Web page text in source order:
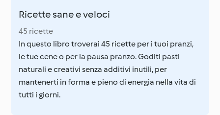
Ricette sane e veloci
45 ricette
In questo libro troverai 45 ricette per i tuoi pranzi,
le tue cene o per la pausa pranzo. Goditi pasti
naturali e creativi senza additivi inutili, per
mantenerti in forma e pieno di energia nella vita di
tutti i giorni.